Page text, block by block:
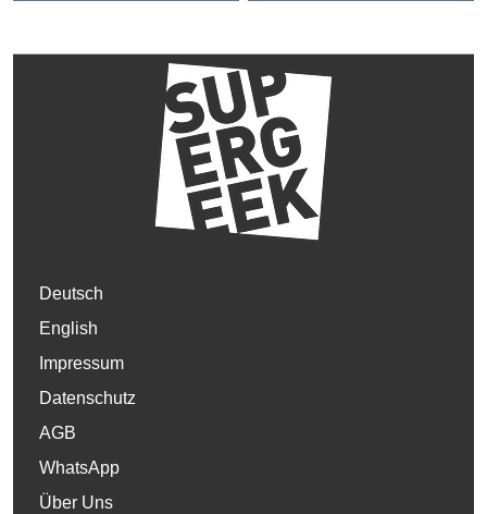
Deutsch
English
Impressum
Datenschutz
AGB
WhatsApp
Über Uns